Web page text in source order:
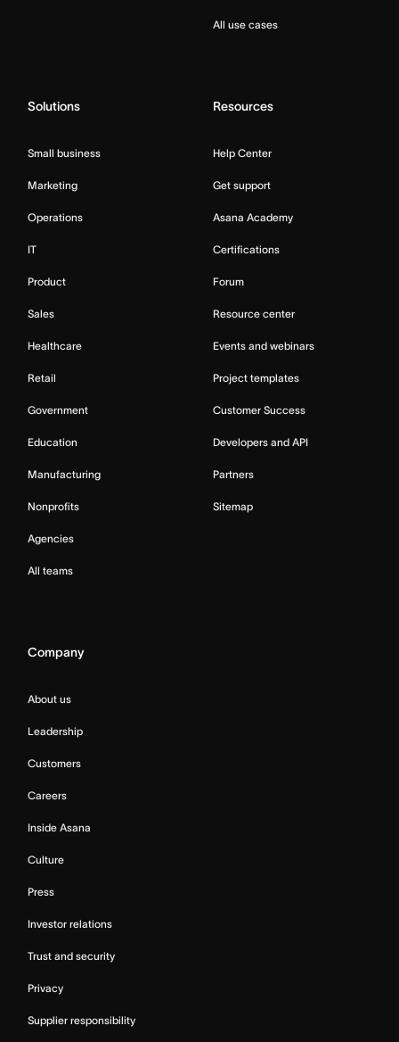
All use cases
Solutions
Small business
Marketing
Operations
IT
Product
Sales
Healthcare
Retail
Government
Education
Manufacturing
Nonprofits
Agencies
All teams
Resources
Help Center
Get support
Asana Academy
Certifications
Forum
Resource center
Events and webinars
Project templates
Customer Success
Developers and API
Partners
Sitemap
Company
About us
Leadership
Customers
Careers
Inside Asana
Culture
Press
Investor relations
Trust and security
Privacy
Supplier responsibility